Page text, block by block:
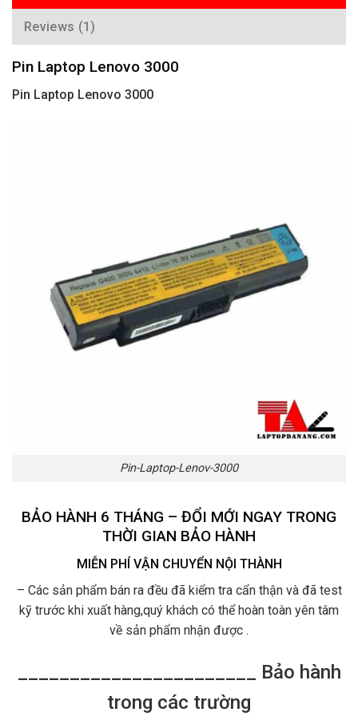
Reviews (1)
Pin Laptop Lenovo 3000
Pin Laptop Lenovo 3000
Pin-Laptop-Lenov-3000
BẢO HÀNH 6 THÁNG – ĐỔI MỚI NGAY TRONG
THỜI GIAN BẢO HÀNH
MIỄN PHÍ VẬN CHUYỂN NỘI THÀNH
– Các sản phẩm bán ra đều đã kiểm tra cẩn thận và đã test
kỹ trước khi xuất hàng,quý khách có thể hoàn toàn yên tâm
về sản phẩm nhận được .
_______________________ Bảo hành
trong các trường